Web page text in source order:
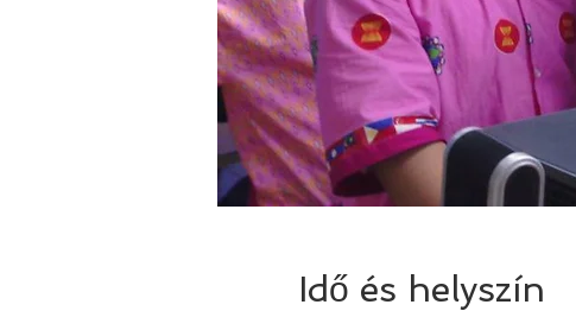
Idő és helyszín